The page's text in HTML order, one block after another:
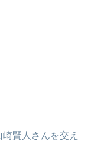
賢人さんを交え